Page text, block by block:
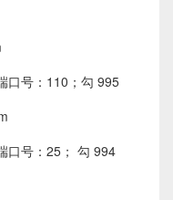
口号：110；勾 995
口号：25； 勾 994